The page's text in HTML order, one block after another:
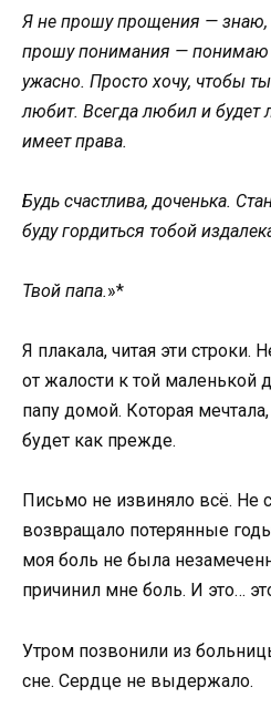
Я не прошу прощения — знаю,
прошу понимания — понимаю
ужасно. Просто хочу, чтобы
любит. Всегда любил и будет
имеет права.
Будь счастлива, доченька.
буду гордиться тобой
Твой папа.»*
Я плакала, читая эти строки.
от жалости к той маленькой
папу домой. Которая
будет как прежде.
Письмо не извиняло всё. Не
возвращало потерянные
моя боль не была
причинил мне боль. И это…
Утром позвонили из
сне. Сердце не выдержало.